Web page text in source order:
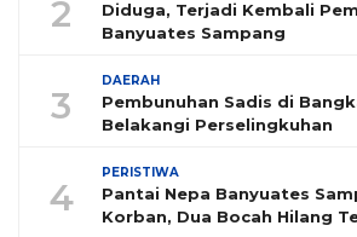
2
Diduga, Terjadi Kembali
Banyuates Sampang
3
DAERAH
Pembunuhan Sadis di
Belakangi Perselingkuhan
4
PERISTIWA
Pantai Nepa Banyuates
Korban, Dua Bocah Hilang